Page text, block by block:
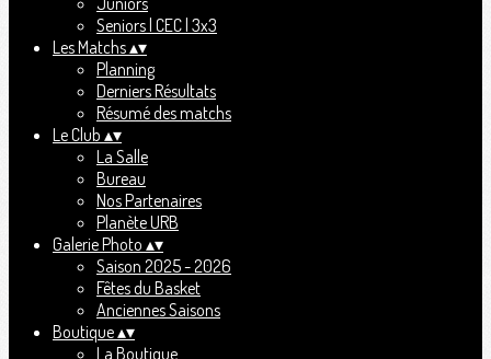
Seniors | CEC | 3x3
Les Matchs▴▾
Planning
Derniers Résultats
Résumé des matchs
Le Club ▴▾
La Salle
Bureau
Nos Partenaires
Planète URB
Galerie Photo ▴▾
Saison 2025 - 2026
Fêtes du Basket
Anciennes Saisons
Boutique▴▾
La Boutique